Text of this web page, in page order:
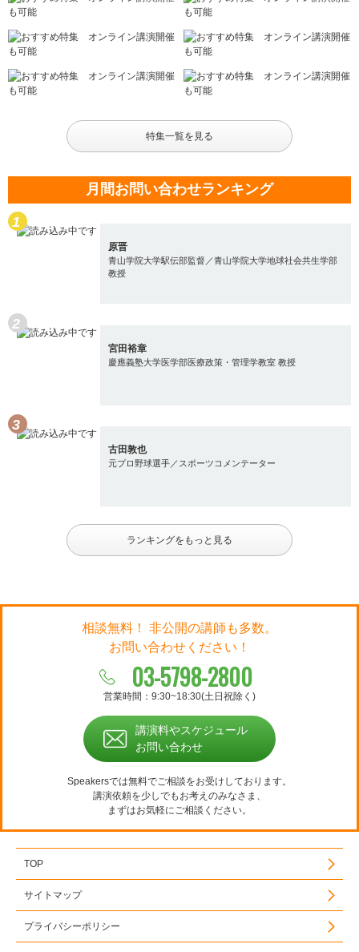
特集一覧を見る
月間お問い合わせランキング
原晋
青山学院大学駅伝部監督／青山学院大学地球社会共生学部
教授
宮田裕章
慶應義塾大学医学部医療政策・管理学教室 教授
古田敦也
元プロ野球選手／スポーツコメンテーター
ランキングをもっと見る
相談無料！ 非公開の講師も多数。
お問い合わせください！
03-5798-2800
営業時間：9:30~18:30(土日祝除く)
講演料やスケジュール
お問い合わせ
Speakersでは無料でご相談をお受けしております。
講演依頼を少しでもお考えのみなさま、
まずはお気軽にご相談ください。
TOP
サイトマップ
プライバシーポリシー